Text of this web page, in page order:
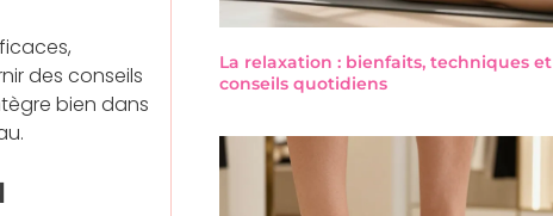
des conseils
bien dans
La relaxation : bienfaits, techniques et
conseils quotidiens